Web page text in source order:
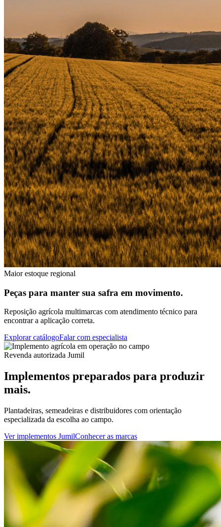
Maior estoque regional
Peças para manter sua safra em movimento.
Reposição agrícola multimarcas com atendimento técnico para
encontrar a aplicação correta.
Explorar catálogoFalar com especialista
Revenda autorizada Jumil
Implementos preparados para produzir
mais.
Plantadeiras, semeadeiras e distribuidores com orientação
especializada da escolha ao campo.
Ver implementos JumilConhecer as marcas